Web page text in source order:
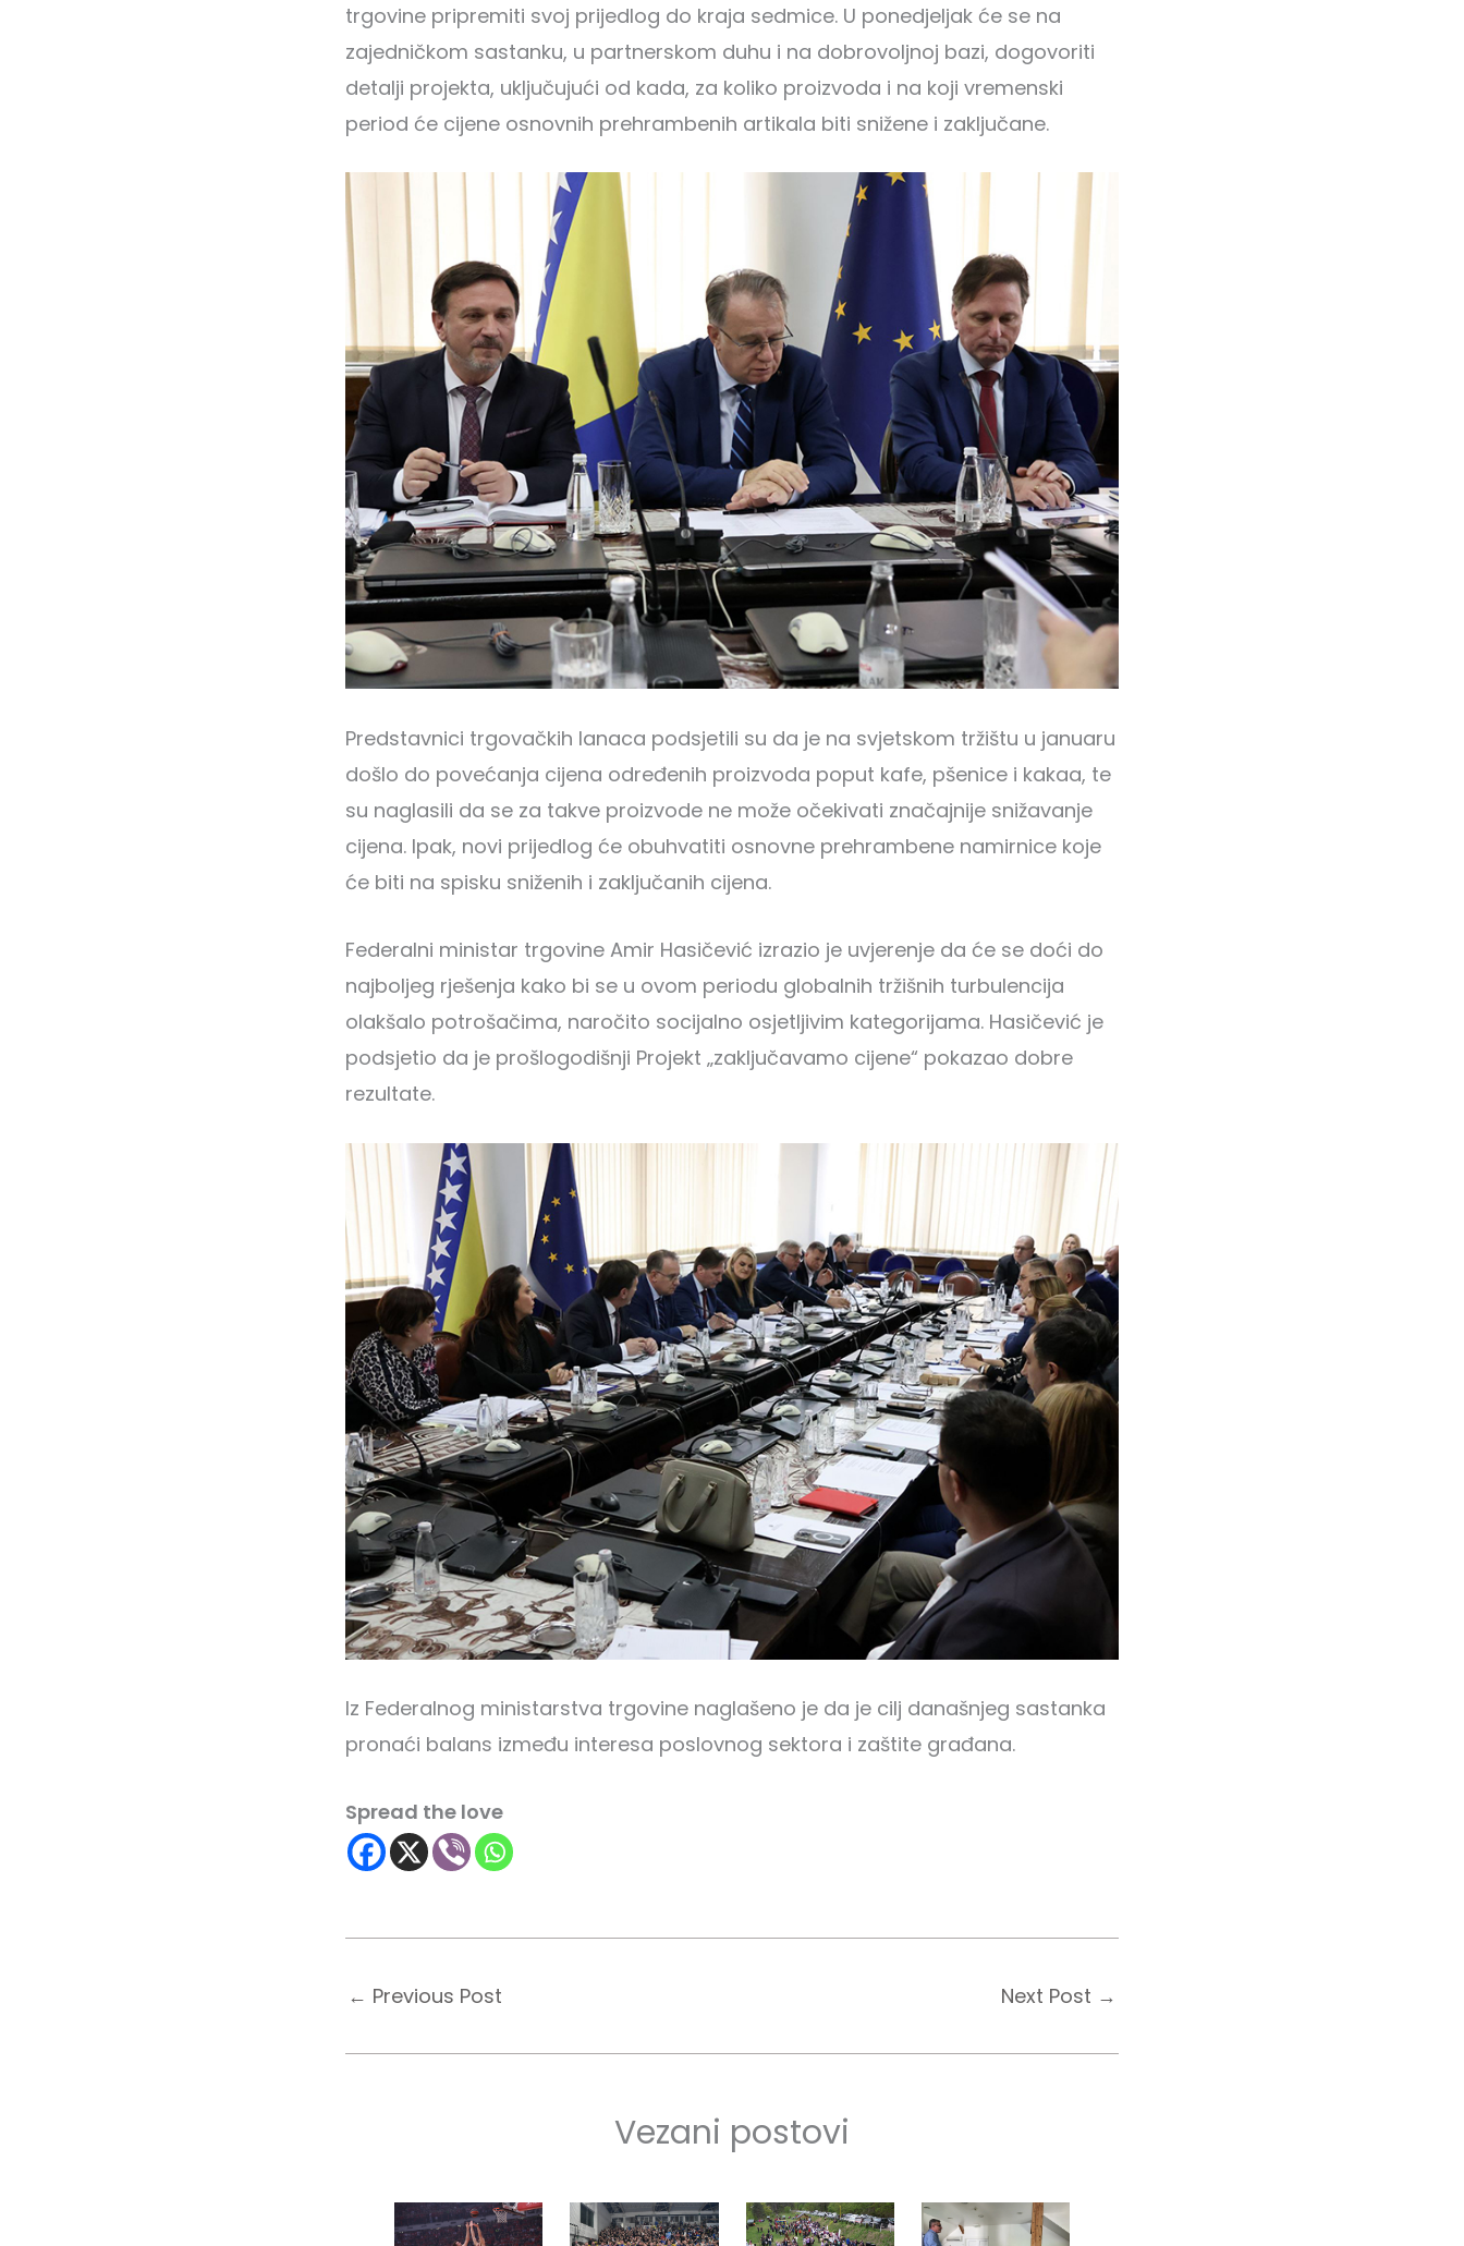
trgovine pripremiti svoj prijedlog do kraja sedmice. U ponedjeljak će se na
zajedničkom sastanku, u partnerskom duhu i na dobrovoljnoj bazi, dogovoriti
detalji projekta, uključujući od kada, za koliko proizvoda i na koji vremenski
period će cijene osnovnih prehrambenih artikala biti snižene i zaključane.
Predstavnici trgovačkih lanaca podsjetili su da je na svjetskom tržištu u januaru
došlo do povećanja cijena određenih proizvoda poput kafe, pšenice i kakaa, te
su naglasili da se za takve proizvode ne može očekivati značajnije snižavanje
cijena. Ipak, novi prijedlog će obuhvatiti osnovne prehrambene namirnice koje
će biti na spisku sniženih i zaključanih cijena.
Federalni ministar trgovine Amir Hasičević izrazio je uvjerenje da će se doći do
najboljeg rješenja kako bi se u ovom periodu globalnih tržišnih turbulencija
olakšalo potrošačima, naročito socijalno osjetljivim kategorijama. Hasičević je
podsjetio da je prošlogodišnji Projekt „zaključavamo cijene“ pokazao dobre
rezultate.
Iz Federalnog ministarstva trgovine naglašeno je da je cilj današnjeg sastanka
pronaći balans između interesa poslovnog sektora i zaštite građana.
Spread the love
← Previous Post Next Post →
Vezani postovi